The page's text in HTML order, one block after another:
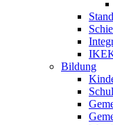
Bildung